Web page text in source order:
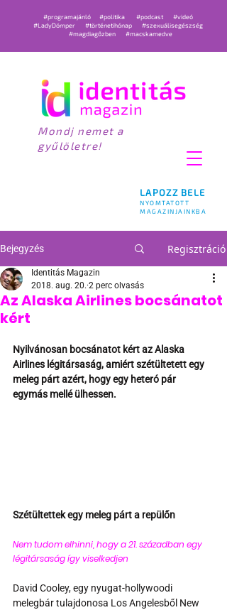
LAPOZZ BELE
NYOMTATOTT
MAGAZINJAINKBA
#programajánló #politika #podcast
#videó
#LadyDömper
#történetihónap
#szexuálisegészség
#magdiagőzben
#macskamedve
Mondj nemet a
gyűlöletre!
Bejegyzés Regisztráció
Az Alaska Airlines bocsánatot
kért
Identitás Magazin
2018. aug. 20. 2 perc olvasás
Nyilvánosan bocsánatot kért az Alaska
Airlines légitársaság, amiért szétültetett egy
meleg párt azért, hogy egy heteró pár
egymás mellé ülhessen.
Szétültettek egy meleg párt a repülőn
Nem tudom elhinni, hogy a 21. században egy
légitársaság így viselkedjen
David Cooley, egy nyugat-hollywoodi
melegbár tulajdonosa Los Angelesből New